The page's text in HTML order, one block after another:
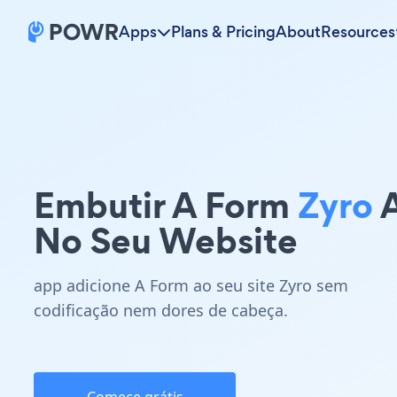
Apps Plans & PricingAboutResources
Embutir A Form Zyro
No Seu Website
app adicione A Form ao seu site Zyro sem
codificação nem dores de cabeça.